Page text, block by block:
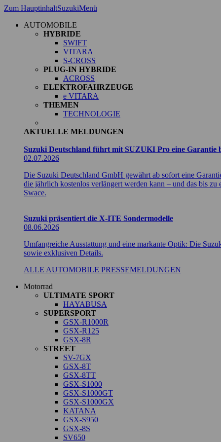
Zum HauptinhaltSuzukiMenü
AUTOMOBILE
HYBRIDE
SWIFT
VITARA
S-CROSS
PLUG-IN HYBRIDE
ACROSS
ELEKTROFAHRZEUGE
e VITARA
THEMEN
TECHNOLOGIE
AKTUELLE MELDUNGEN
Suzuki Deutschland führt mit SUZUKI Pro eine Garantie
02.07.2026
Die Suzuki Deutschland GmbH gewährt ab sofort eine
die jährlich kostenlos verlängert werden kann – und das bis
Swace.
Suzuki präsentiert die X-ITE Sondermodelle
08.06.2026
Umfangreiche Ausstattung und eine markante Optik: Die
sowie exklusiven Details.
ALLE AUTOMOBILE PRESSEMELDUNGEN
Motorrad
ULTIMATE SPORT
HAYABUSA
SUPERSPORT
GSX-R1000R
GSX-R125
GSX-8R
STREET
SV-7GX
GSX-8T
GSX-8TT
GSX-S1000
GSX-S1000GT
GSX-S1000GX
KATANA
GSX-S950
GSX-8S
SV650